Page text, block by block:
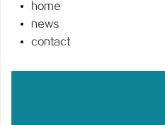
home
news
contact